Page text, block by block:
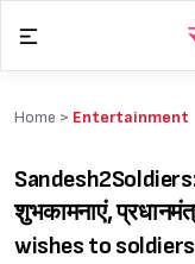
content
Home > Entertainment
Sandesh2Soldiers:
शुभकामनाएं,
wishes to soldiers